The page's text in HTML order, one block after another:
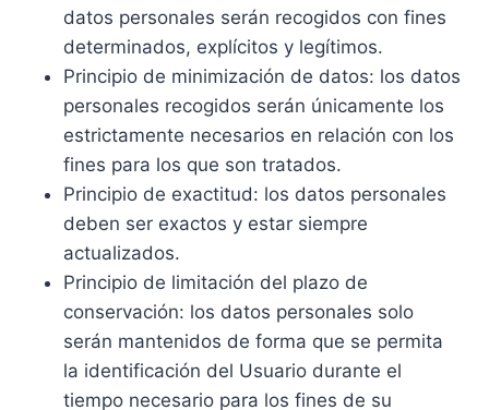
datos personales serán recogidos con fines
determinados, explícitos y legítimos.
Principio de minimización de datos: los datos
personales recogidos serán únicamente los
estrictamente necesarios en relación con los
fines para los que son tratados.
Principio de exactitud: los datos personales
deben ser exactos y estar siempre
actualizados.
Principio de limitación del plazo de
conservación: los datos personales solo
serán mantenidos de forma que se permita
la identificación del Usuario durante el
tiempo necesario para los fines de su